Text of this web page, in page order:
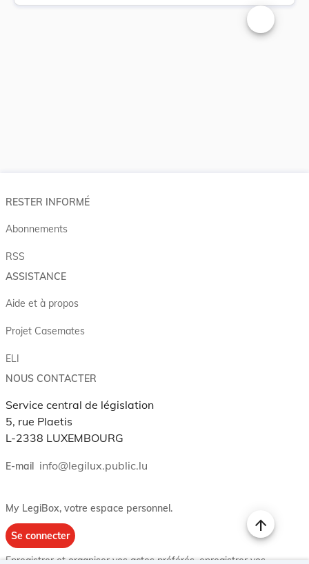
Changer la
RESTER INFORMÉ
Abonnements
RSS
ASSISTANCE
Aide et à propos
Projet Casemates
ELI
NOUS CONTACTER
Service central de législation
5, rue Plaetis
L-2338 LUXEMBOURG
E-mail info@legilux.public.lu
My LegiBox, votre espace personnel.
Se connecter
Enregistrer et organiser vos actes préférés, enregistrer vos